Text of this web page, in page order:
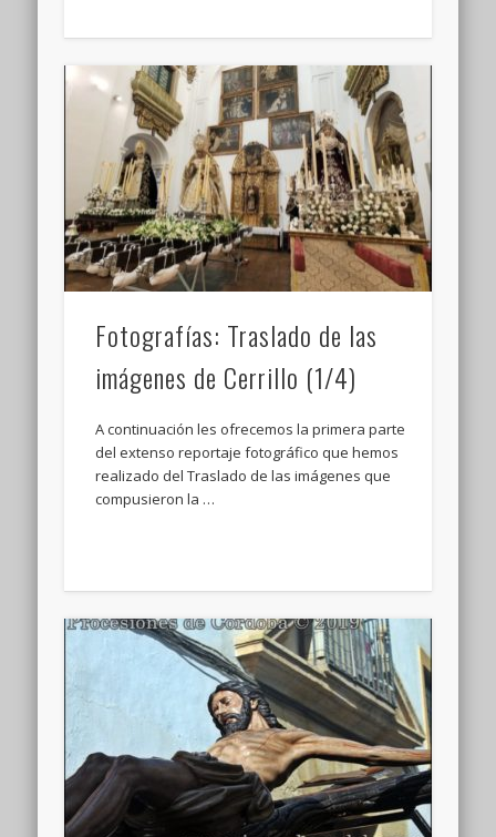
Fotografías: Traslado de las
imágenes de Cerrillo (1/4)
A continuación les ofrecemos la primera parte
del extenso reportaje fotográfico que hemos
realizado del Traslado de las imágenes que
compusieron la …